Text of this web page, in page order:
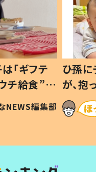
「ギフテ
チ給食”を
令和の親
NEWS編集部
ひ孫
が、
「涙が
い」